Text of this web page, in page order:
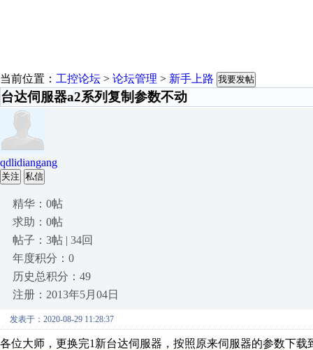
当前位置： 工控论坛 > 论坛管理 > 新手上路 我要发帖
台达伺服器a2系列复制参数不动
qdlidiangang
关注 私信
精华：0帖
求助：0帖
帖子：3帖 | 34回
年度积分：0
历史总积分：49
注册：2013年5月04日
发表于：2020-08-29 11:28:37
各位大师，更换完1新台达伺服器，按照原来伺服器的参数下